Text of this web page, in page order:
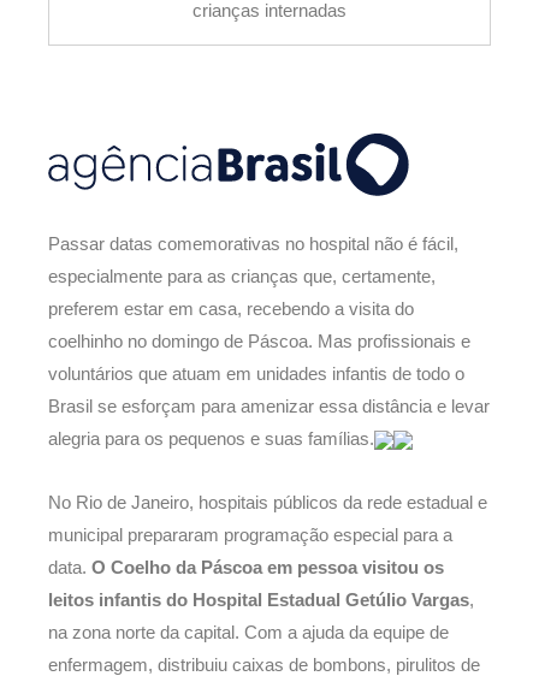
crianças internadas
Passar datas comemorativas no hospital não é fácil,
especialmente para as crianças que, certamente,
preferem estar em casa, recebendo a visita do
coelhinho no domingo de Páscoa. Mas profissionais e
voluntários que atuam em unidades infantis de todo o
Brasil se esforçam para amenizar essa distância e levar
alegria para os pequenos e suas famílias.
No Rio de Janeiro, hospitais públicos da rede estadual e
municipal prepararam programação especial para a
data. O Coelho da Páscoa em pessoa visitou os
leitos infantis do Hospital Estadual Getúlio Vargas,
na zona norte da capital. Com a ajuda da equipe de
enfermagem, distribuiu caixas de bombons, pirulitos de